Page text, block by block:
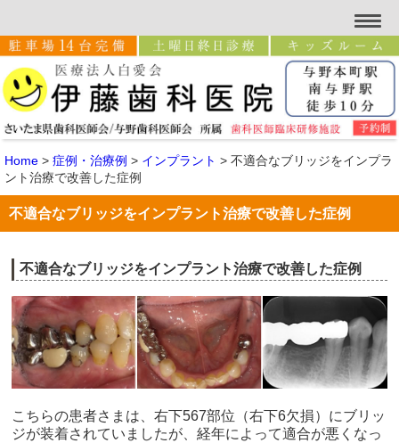
Home > 症例・治療例 > インプラント > 不適合なブリッジをインプラ
ント治療で改善した症例
不適合なブリッジをインプラント治療で改善した症例
不適合なブリッジをインプラント治療で改善した症例
こちらの患者さまは、右下567部位（右下6欠損）にブリッ
ジが装着されていましたが、経年によって適合が悪くなっ